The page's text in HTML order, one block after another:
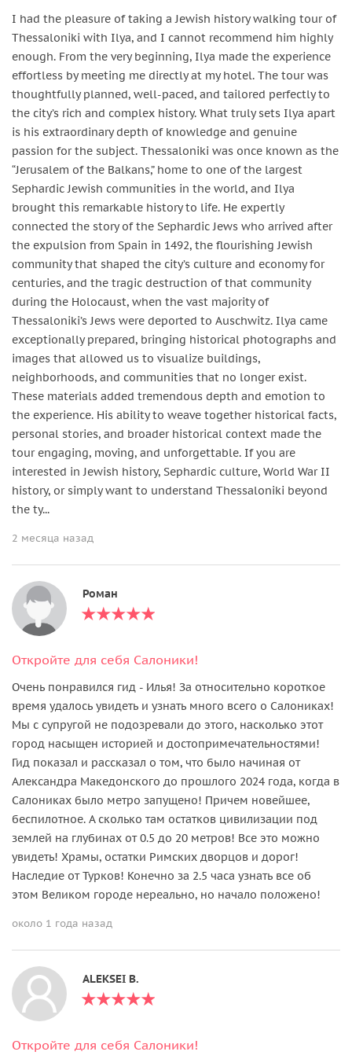
I had the pleasure of taking a Jewish history walking tour of
Thessaloniki with Ilya, and I cannot recommend him highly
enough. From the very beginning, Ilya made the experience
effortless by meeting me directly at my hotel. The tour was
thoughtfully planned, well-paced, and tailored perfectly to
the city’s rich and complex history. What truly sets Ilya apart
is his extraordinary depth of knowledge and genuine
passion for the subject. Thessaloniki was once known as the
“Jerusalem of the Balkans,” home to one of the largest
Sephardic Jewish communities in the world, and Ilya
brought this remarkable history to life. He expertly
connected the story of the Sephardic Jews who arrived after
the expulsion from Spain in 1492, the flourishing Jewish
community that shaped the city’s culture and economy for
centuries, and the tragic destruction of that community
during the Holocaust, when the vast majority of
Thessaloniki’s Jews were deported to Auschwitz. Ilya came
exceptionally prepared, bringing historical photographs and
images that allowed us to visualize buildings,
neighborhoods, and communities that no longer exist.
These materials added tremendous depth and emotion to
the experience. His ability to weave together historical facts,
personal stories, and broader historical context made the
tour engaging, moving, and unforgettable. If you are
interested in Jewish history, Sephardic culture, World War II
history, or simply want to understand Thessaloniki beyond
the ty...
2 месяца назад
Роман
Откройте для себя Салоники!
Очень понравился гид - Илья! За относительно короткое
время удалось увидеть и узнать много всего о Салониках!
Мы с супругой не подозревали до этого, насколько этот
город насыщен историей и достопримечательностями!
Гид показал и рассказал о том, что было начиная от
Александра Македонского до прошлого 2024 года, когда в
Салониках было метро запущено! Причем новейшее,
беспилотное. А сколько там остатков цивилизации под
землей на глубинах от 0.5 до 20 метров! Все это можно
увидеть! Храмы, остатки Римских дворцов и дорог!
Наследие от Турков! Конечно за 2.5 часа узнать все об
этом Великом городе нереально, но начало положено!
около 1 года назад
ALEKSEI B.
Откройте для себя Салоники!